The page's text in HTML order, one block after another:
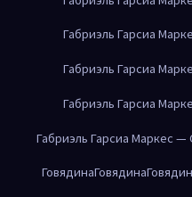
Габриэль Гарсиа
Габриэль Гарсиа
Габриэль Гарсиа
Габриэль Гарсиа Маркес —
ГовядинаГовядина